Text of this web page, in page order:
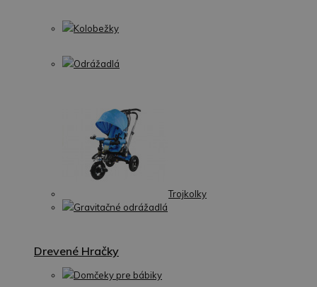
Kolobežky
Odrážadlá
Trojkolky
Gravitačné odrážadlá
Drevené Hračky
Domčeky pre bábiky